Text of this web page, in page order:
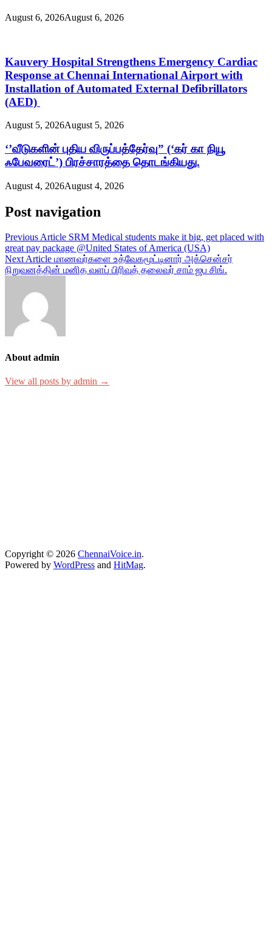
August 6, 2026August 6, 2026
Kauvery Hospital Strengthens Emergency Cardiac
Response at Chennai International Airport with
Installation of Automated External Defibrillators
(AED)
August 5, 2026August 5, 2026
‘’வீடுகளின் புதிய விருப்பத்தேர்வு” (‘கர் கா நியூ
ஃபேவரைட்’) பிரச்சாரத்தை தொடங்கியது.
August 4, 2026August 4, 2026
Post navigation
Previous Article SRM Medical students make it big, get placed with
great pay package @United States of America (USA)
Next Article மாணவர்களை உத்வேகமூட்டினார் அக்சென்சர்
நிறுவனத்தின் மனித வளப் பிரிவுத் தலைவர் சாம் ஜப சிங்.
About admin
View all posts by admin →
Copyright © 2026 ChennaiVoice.in.
Powered by WordPress and HitMag.